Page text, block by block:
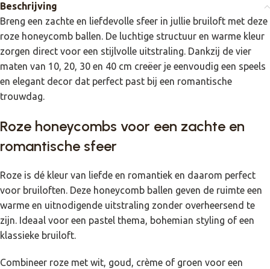
Beschrijving
Breng een zachte en liefdevolle sfeer in jullie bruiloft met deze
roze honeycomb ballen. De luchtige structuur en warme kleur
zorgen direct voor een stijlvolle uitstraling. Dankzij de vier
maten van 10, 20, 30 en 40 cm creëer je eenvoudig een speels
en elegant decor dat perfect past bij een romantische
trouwdag.
Roze honeycombs voor een zachte en
romantische sfeer
Roze is dé kleur van liefde en romantiek en daarom perfect
voor bruiloften. Deze honeycomb ballen geven de ruimte een
warme en uitnodigende uitstraling zonder overheersend te
zijn. Ideaal voor een pastel thema, bohemian styling of een
klassieke bruiloft.
Combineer roze met wit, goud, crème of groen voor een